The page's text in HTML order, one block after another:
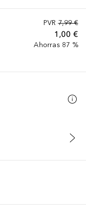
PVR 7,99 €
1,00 €
Ahorras 87 %